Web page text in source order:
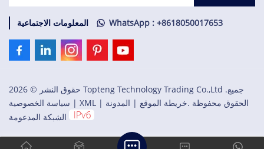
المعلومات الاجتماعية WhatsApp : +8618050017653
حقوق النشر © 2026 Topteng Technology Trading Co.,Ltd .جميع
الحقوق محفوظة .خريطة الموقع | المدونة |
XML
| سياسة الخصوصية
الشبكة المدعومة